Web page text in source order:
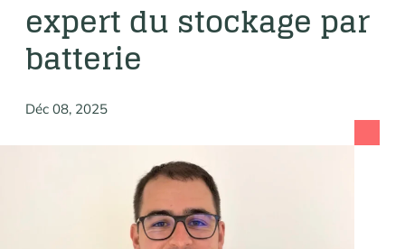
expert du stockage par
batterie
Déc 08, 2025